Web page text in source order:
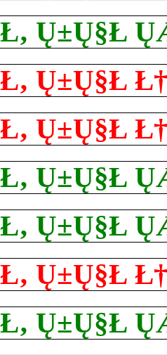
Ų±Ų§Ł
Ų±Ų§Ł
Ų±Ų§Ł
Ų±Ų§Ł
Ų±Ų§Ł
Ų±Ų§Ł
Ų±Ų§Ł